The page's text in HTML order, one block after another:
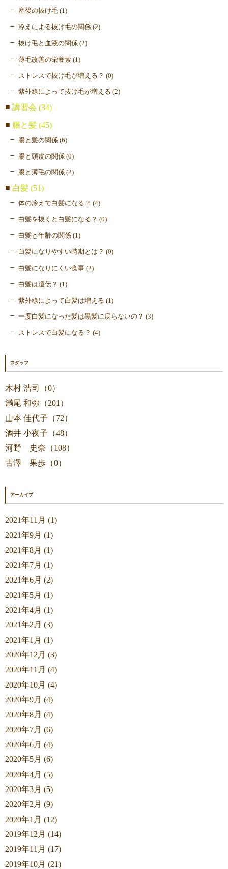
産後の抜け毛 (1)
冷えによる抜け毛の関係 (2)
抜け毛と血液の関係 (2)
薄毛改善の栄養素 (1)
ストレスで抜け毛が増える？ (0)
紫外線によって抜け毛が増える (2)
講習会 (34)
腸と髪 (45)
腸と髪の関係 (6)
腸と頭皮の関係 (0)
腸と薄毛の関係 (2)
白髪 (51)
体の冷えで白髪になる？ (4)
白髪を抜くと白髪になる？ (0)
白髪と年齢の関係 (1)
白髪になりやすい時期とは？ (0)
白髪になりにくい食事 (2)
白髪は遺伝？ (1)
紫外線によって白髪は増える (1)
一度白髪になった髪は黒髪に戻らないの？ (3)
ストレスで白髪になる？ (4)
スタッフ
木村 浩司（0）
満尾 和弥（201）
山本 佳代子（72）
酒井 小夜子（48）
河野 史奈（108）
古澤 果歩（0）
アーカイブ
2021年11月 (1)
2021年9月 (1)
2021年8月 (1)
2021年7月 (1)
2021年6月 (2)
2021年5月 (1)
2021年4月 (1)
2021年2月 (3)
2021年1月 (1)
2020年12月 (3)
2020年11月 (4)
2020年10月 (4)
2020年9月 (4)
2020年8月 (4)
2020年7月 (6)
2020年6月 (4)
2020年5月 (6)
2020年4月 (5)
2020年3月 (5)
2020年2月 (9)
2020年1月 (12)
2019年12月 (14)
2019年11月 (17)
2019年10月 (21)